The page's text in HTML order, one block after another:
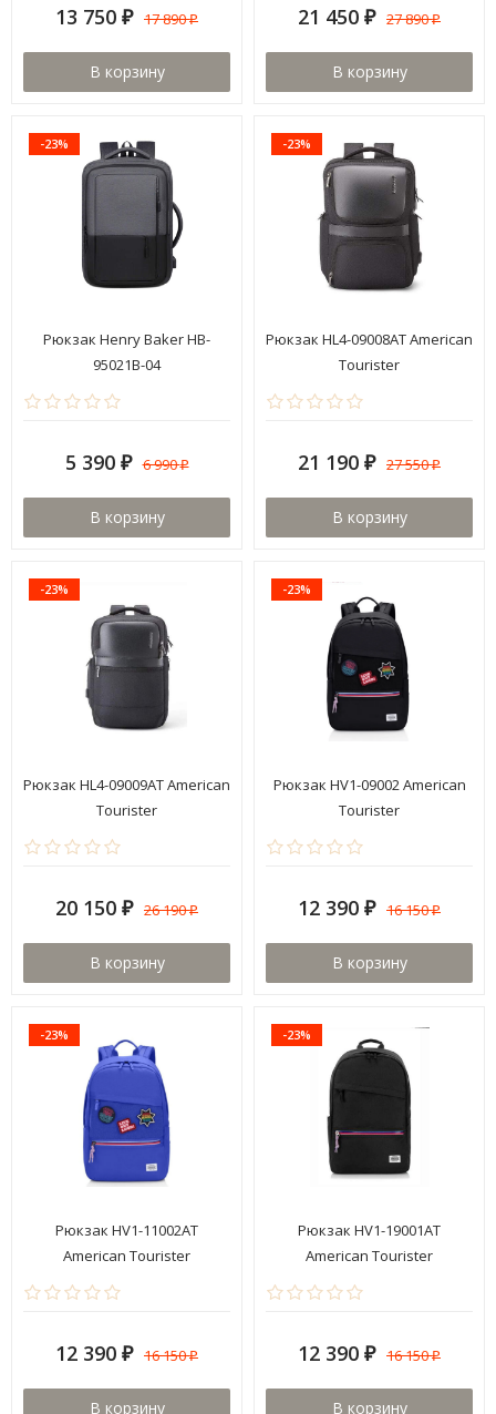
13 750 ₽ 17 890₽
В корзину
21 450 ₽ 27 890₽
В корзину
-23%
Рюкзак Henry Baker HB-
95021B-04
5 390 ₽ 6 990₽
В корзину
-23%
Рюкзак HL4-09008AT American
Tourister
21 190 ₽ 27 550₽
В корзину
-23%
Рюкзак HL4-09009AT American
Tourister
20 150 ₽ 26 190₽
В корзину
-23%
Рюкзак HV1-09002 American
Tourister
12 390 ₽ 16 150₽
В корзину
-23%
Рюкзак HV1-11002AT
American Tourister
12 390 ₽ 16 150₽
В корзину
-23%
Рюкзак HV1-19001AT
American Tourister
12 390 ₽ 16 150₽
В корзину